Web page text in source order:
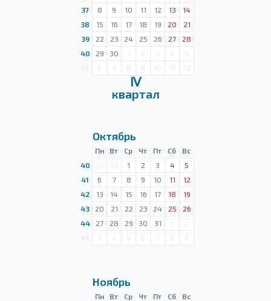
37
8 9 10 11 12 13
14
38
15 16 17 18 19 20
21
39
22 23 24 25 26 27
28
40
29 30 1 2 3 4
5
6 7 8 9 10 11 12
Ⅳ
квартал
Октябрь
Пн Вт Ср Чт Пт Сб
Вс
40
29 30 1 2 3 4
5
41
6 7 8 9 10 11
12
42
13 14 15 16 17 18
19
43
20 21 22 23 24 25
26
44
27 28 29 30 31 1
2
3 4 5 6 7 8 9
Ноябрь
Пн Вт Ср Чт Пт Сб
Вс